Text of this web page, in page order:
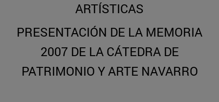
ARTÍSTICAS
PRESENTACIÓN DE LA MEMORIA
2007 DE LA CÁTEDRA DE
PATRIMONIO Y ARTE NAVARRO